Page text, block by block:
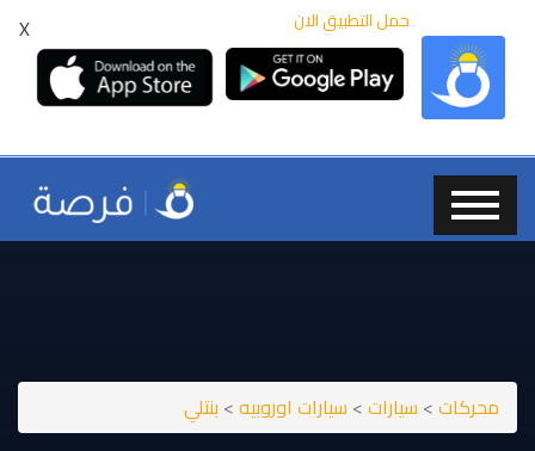
X حمل التطبيق الان
محركات> سيارات> سيارات اوروبيه> بنتلي